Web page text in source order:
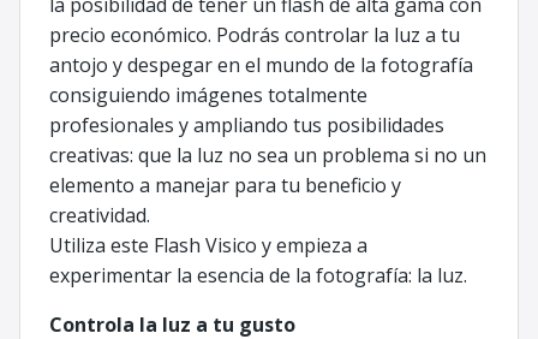
precio económico. Podrás controlar la luz a tu
antojo y despegar en el mundo de la fotografía
consiguiendo imágenes totalmente
profesionales y ampliando tus posibilidades
creativas: que la luz no sea un problema si no un
elemento a manejar para tu beneficio y
creatividad.
Utiliza este Flash Visico y empieza a
experimentar la esencia de la fotografía: la luz.
Controla la luz a tu gusto